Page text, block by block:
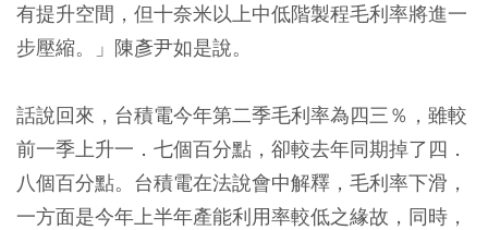
有提升空間，但十奈米以上中低階製程毛利率將進一
步壓縮。」陳彥尹如是說。
話說回來，台積電今年第二季毛利率為四三％，雖較
前一季上升一．七個百分點，卻較去年同期掉了四．
八個百分點。台積電在法說會中解釋，毛利率下滑，
一方面是今年上半年產能利用率較低之緣故，同時，